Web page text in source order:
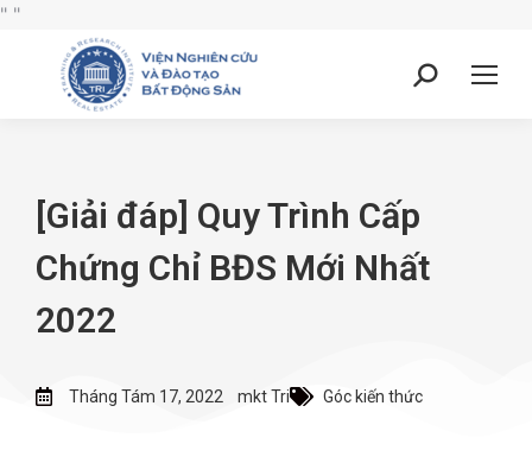
" "
[Giải đáp] Quy Trình Cấp
Chứng Chỉ BĐS Mới Nhất
2022
Tháng Tám 17, 2022 mkt Tri Góc kiến thức